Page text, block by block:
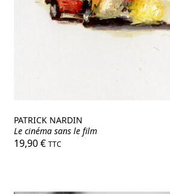
PATRICK NARDIN
Le cinéma sans le film
19,90€ TTC